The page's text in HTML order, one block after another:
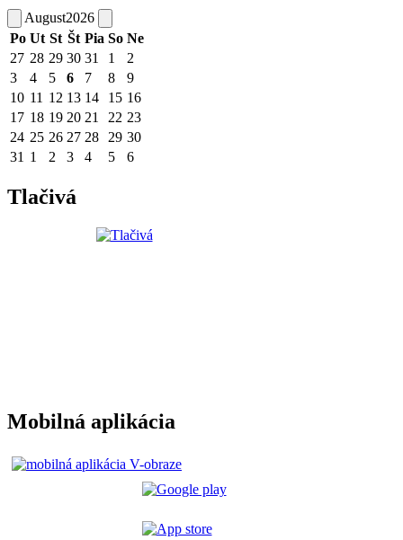
August2026
Po Ut St Št Pia So Ne
27 28 29 30 31 1
2
3
4 5 6 7 8
9
10 11 12 13 14 15 16
17 18 19 20 21 22 23
24 25 26 27 28 29 30
31 1 2 3 4 5 6
Tlačivá
Mobilná aplikácia